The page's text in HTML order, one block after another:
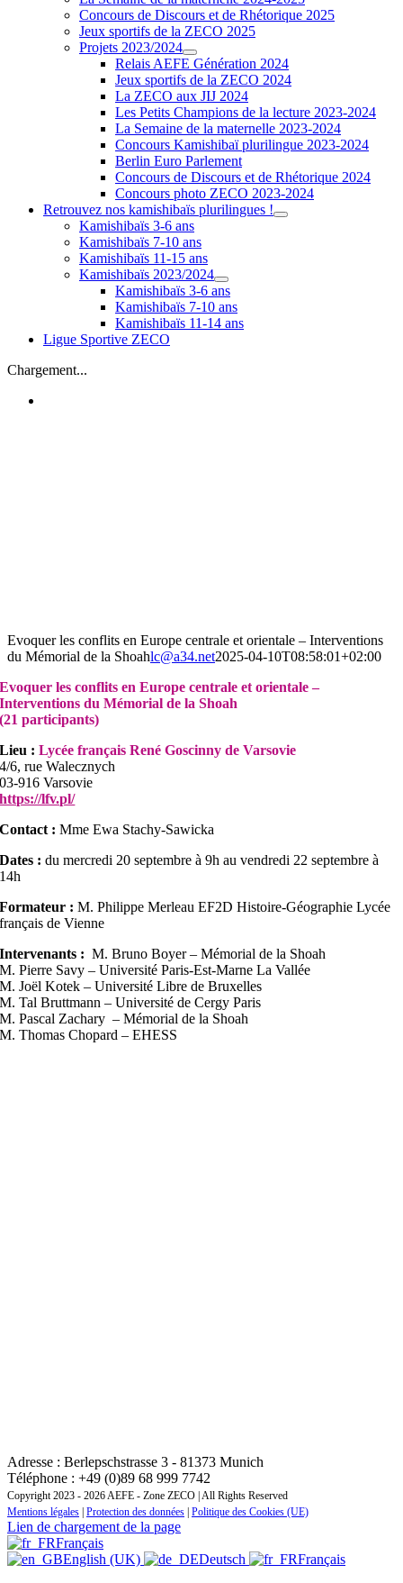
Concours de Discours et de Rhétorique 2025
Jeux sportifs de la ZECO 2025
Projets 2023/2024
Relais AEFE Génération 2024
Jeux sportifs de la ZECO 2024
La ZECO aux JIJ 2024
Les Petits Champions de la lecture 2023-2024
La Semaine de la maternelle 2023-2024
Concours Kamishibaï plurilingue 2023-2024
Berlin Euro Parlement
Concours de Discours et de Rhétorique 2024
Concours photo ZECO 2023-2024
Retrouvez nos kamishibaïs plurilingues !
Kamishibaïs 3-6 ans
Kamishibaïs 7-10 ans
Kamishibaïs 11-15 ans
Kamishibaïs 2023/2024
Kamishibaïs 3-6 ans
Kamishibaïs 7-10 ans
Kamishibaïs 11-14 ans
Ligue Sportive ZECO
Chargement...
Evoquer les conflits en Europe centrale et orientale – Interventions
du Mémorial de la Shoahlc@a34.net2025-04-10T08:58:01+02:00
Evoquer les conflits en Europe centrale et orientale –
Interventions du Mémorial de la Shoah
(21 participants)
Lieu :Lycée français René Goscinny de Varsovie
4/6, rue Walecznych
03-916 Varsovie
https://lfv.pl/
Contact : Mme Ewa Stachy-Sawicka
Dates : du mercredi 20 septembre à 9h au vendredi 22 septembre à
14h
Formateur : M. Philippe Merleau EF2D Histoire-Géographie Lycée
français de Vienne
Intervenants : M. Bruno Boyer – Mémorial de la Shoah
M. Pierre Savy – Université Paris-Est-Marne La Vallée
M. Joël Kotek – Université Libre de Bruxelles
M. Tal Bruttmann – Université de Cergy Paris
M. Pascal Zachary – Mémorial de la Shoah
M. Thomas Chopard – EHESS
Adresse : Berlepschstrasse 3 - 81373 Munich
Téléphone : +49 (0)89 68 999 7742
Copyright 2023 - 2026 AEFE - Zone ZECO | All Rights Reserved
Mentions légales Protection des données Politique des Cookies (UE)
Lien de chargement de la page
Français
English (UK)
Deutsch Français